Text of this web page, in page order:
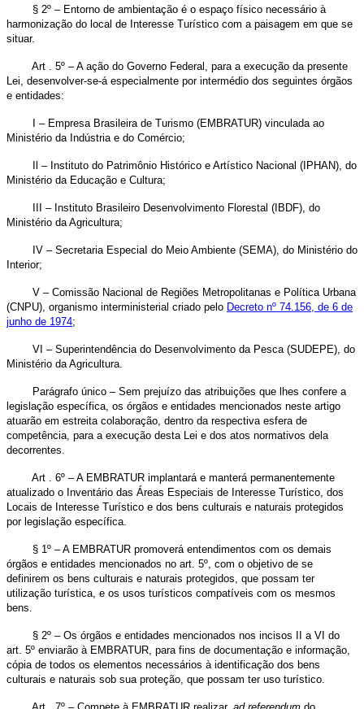
§ 2º – Entorno de ambientação é o espaço físico necessário à
harmonização do local de Interesse Turístico com a paisagem em que se
situar.
Art . 5º – A ação do Governo Federal, para a execução da presente
Lei, desenvolver-se-á especialmente por intermédio dos seguintes órgãos
e entidades:
I – Empresa Brasileira de Turismo (EMBRATUR) vinculada ao
Ministério da Indústria e do Comércio;
Il – Instituto do Patrimônio Histórico e Artístico Nacional (IPHAN), do
Ministério da Educação e Cultura;
III – Instituto Brasileiro Desenvolvimento Florestal (IBDF), do
Ministério da Agricultura;
IV – Secretaria EspeciaI do Meio Ambiente (SEMA), do Ministério do
Interior;
V – Comissão Nacional de Regiões Metropolitanas e Política Urbana
(CNPU), organismo interministerial criado pelo Decreto nº 74.156, de 6 de
junho de 1974;
VI – Superintendência do Desenvolvimento da Pesca (SUDEPE), do
Ministério da Agricultura.
Parágrafo único – Sem prejuízo das atribuições que lhes confere a
legislação específica, os órgãos e entidades mencionados neste artigo
atuarão em estreita colaboração, dentro da respectiva esfera de
competência, para a execução desta Lei e dos atos normativos dela
decorrentes.
Art . 6º – A EMBRATUR implantará e manterá permanentemente
atualizado o Inventário das Áreas Especiais de Interesse Turístico, dos
Locais de Interesse Turístico e dos bens culturais e naturais protegidos
por legislação específica.
§ 1º – A EMBRATUR promoverá entendimentos com os demais
órgãos e entidades mencionados no art. 5º, com o objetivo de se
definirem os bens culturais e naturais protegidos, que possam ter
utilização turística, e os usos turísticos compatíveis com os mesmos
bens.
§ 2º – Os órgãos e entidades mencionados nos incisos II a VI do
art. 5º enviarão à EMBRATUR, para fins de documentação e informação,
cópia de todos os elementos necessários à identificação dos bens
culturais e naturais sob sua proteção, que possam ter uso turístico.